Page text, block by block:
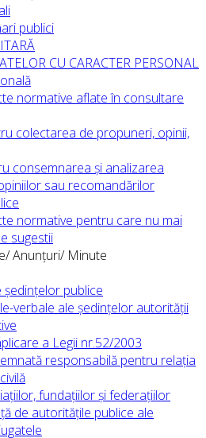
publici
CU CARACTER PERSONAL
normative aflate în consultare
colectarea de propuneri, opinii,
consemnarea și analizarea
sau recomandărilor
normative pentru care nu mai
sugestii
Anunțuri/ Minute
ședințelor publice
verbale ale ședințelor autorității
a Legii nr.52/2003
responsabilă pentru relația
fundațiilor și federațiilor
de autoritățile publice ale